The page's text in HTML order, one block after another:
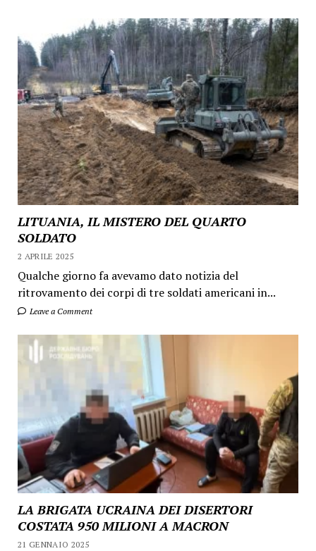
LITUANIA, IL MISTERO DEL QUARTO
SOLDATO
2 APRILE 2025
Qualche giorno fa avevamo dato notizia del
ritrovamento dei corpi di tre soldati americani in...
Leave a Comment
LA BRIGATA UCRAINA DEI DISERTORI
COSTATA 950 MILIONI A MACRON
21 GENNAIO 2025